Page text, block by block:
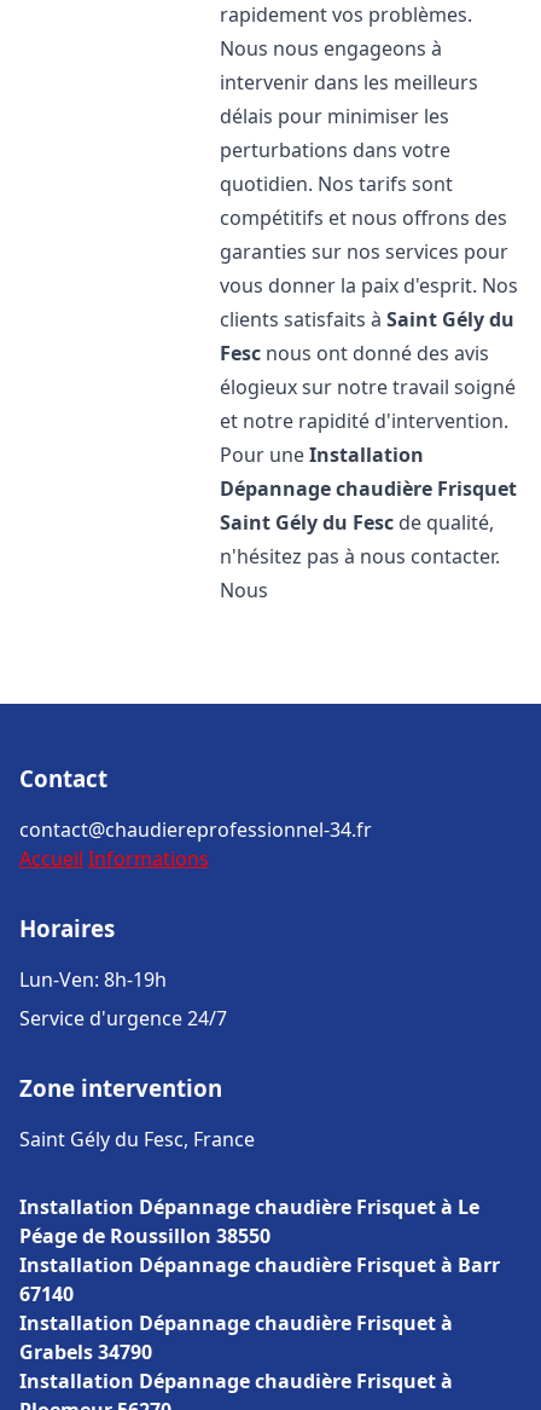
rapidement vos problèmes.
Nous nous engageons à
intervenir dans les meilleurs
délais pour minimiser les
perturbations dans votre
quotidien. Nos tarifs sont
compétitifs et nous offrons des
garanties sur nos services pour
vous donner la paix d'esprit. Nos
clients satisfaits àSaint Gély du
Fesc nous ont donné des avis
élogieux sur notre travail soigné
et notre rapidité d'intervention.
Pour uneInstallation
Dépannage chaudière Frisquet
Saint Gély du Fesc de qualité,
n'hésitez pas à nous contacter.
Nous
Contact
contact@chaudiereprofessionnel-34.fr
Accueil Informations
Horaires
Lun-Ven: 8h-19h
Service d'urgence 24/7
Zone intervention
Saint Gély du Fesc, France
Installation Dépannage chaudière Frisquet à Le
Péage de Roussillon 38550
Installation Dépannage chaudière Frisquet à Barr
67140
Installation Dépannage chaudière Frisquet à
Grabels 34790
Installation Dépannage chaudière Frisquet à